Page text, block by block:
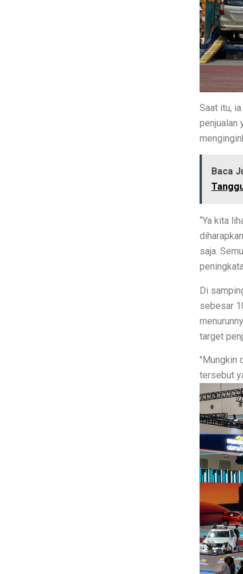
Pengguna Adobe Analytics,
5 Fakta Menarik Kota
Xiaomi 15T vs Honor 400,
Perbandingan Xiaomi 15T
Revolusi Data: AI
Samsung Pertahankan
MDRN dan Genertec
Vivo Y03t vs X100:
Perbandingan ADV160 vs
7 HP Flagship Android
Air Minum Biru: Inovasi
Gaming Lancar Tanpa
Amazfit Buka Store
Siap Kalahkan Samsung
Elon Musk Jadi Orang Kaya
3 Rekomendasi HP Spek
TECNO Pova 6 Pro 5G:
Perbandingan Vivo Y28,
Pesan Awal iPhone 17 Mulai
Contoh Soal Matematika
Ternyata Ini Rasanya
Realme 15 Pro 5G Jadi
IMX 2025 Dimulai 10
Saat itu,
penjualan
Baca
“Ya kita
saja.
Di
sebesar
target
Mungkin
tersebut